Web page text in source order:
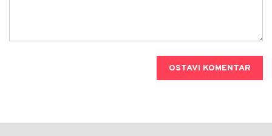
OSTAVI KOMENTAR